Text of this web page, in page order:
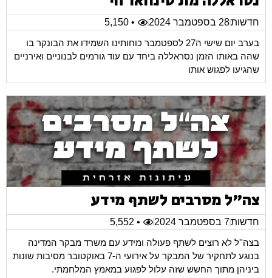
חדשות28 בספטמבר 2024
• 5,150
בערב יום שישי ה27 לספטמבר כוחותינו השמידו את הבונקר בו
שהה באותו הזמן נסראללה ביחד עם עוד גורמים לבנוניים ואירניים
שהגיעו לפגוש אותו
צה"ל מסרבים לשתף מידע
חדשות7 בספטמבר 2024
• 5,552
בצה''ל לא רוצים לשתף פעולה ומידע עם משרד מבקר המדינה
בנוגע לתחקיר של המבקר על אירועי ה-7 באוקטובר מסיבות שונות
ביניהן מתוך החשש שזה עלול לפגוע במאמץ המלחמתי.